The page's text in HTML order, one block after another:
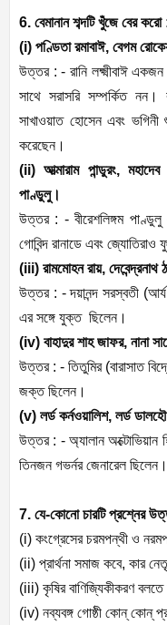
6. বেমানান শব্দটি খুঁজে বের
(i) পণ্ডিতা রমাবাঈ, বেগম
উত্তর : - রানি লক্ষ্মীবাঈ একজন
সাথে সরাসরি সম্পর্কিত নন।
সাখাওয়াত হোসেন এবং ভগিনী
করেছেন।
(ii) আত্মারাম পান্ডুরং,
পাণ্ডুলু।
উত্তর : - বীরেশলিঙ্গম পাণ্ডুলু
গোবিন্দ রানাডে এবং
(iii) রামমোহন রায়, দেবেন্দ্রনাথ
উত্তর : - দয়ানন্দ সরস্বতী (আর্য
এর সঙ্গে যুক্ত ছিলেন।
(iv) বাহাদুর শাহ জাফর, নানা
উত্তর : - তিতুমির (বারাসাত
জক্ত ছিলেন।
(v) লর্ড কর্নওয়ালিশ, লর্ড
উত্তর : - অ্যালান অক্টোভিয়ান
তিনজন গভর্নর জেনারেল ছিলেন।
7. যে-কোনো চারটি প্রশ্নের
(i) কংগ্রেসের চরমপন্থী ও
(ii) প্রার্থনা সমাজ কবে, কার
(iii) কৃষির বাণিজ্যিকীকরণ
(iv) নব্যবঙ্গ গোষ্ঠী কোন্ কোন্